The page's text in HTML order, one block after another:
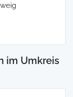
im Umkreis